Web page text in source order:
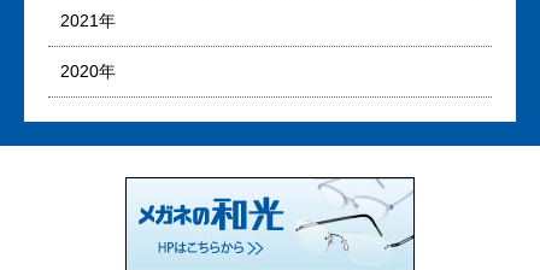
2021年
2020年